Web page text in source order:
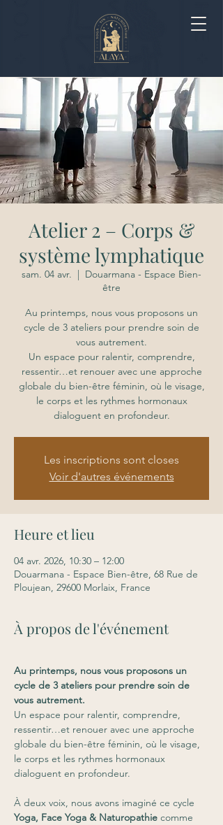
Atelier 2 – Corps &
système lymphatique
sam. 04 avr.
  |
Douarmana - Espace Bien-
être
Au printemps, nous vous proposons un
cycle de 3 ateliers pour prendre soin de
vous autrement.
Un espace pour ralentir, comprendre,
ressentir…et renouer avec une approche
globale du bien-être féminin, où le visage,
le corps et les rythmes hormonaux
dialoguent en profondeur.
Les inscriptions sont closes
Voir d'autres événements
Heure et lieu
04 avr. 2026, 10:30 – 12:00
Douarmana - Espace Bien-être, 68 Rue de
Ploujean, 29600 Morlaix, France
À propos de l'événement
Au printemps, nous vous proposons un
cycle de 3 ateliers pour prendre soin de
vous autrement.
Un espace pour ralentir, comprendre,
ressentir…et renouer avec une approche
globale du bien-être féminin, où le visage,
le corps et les rythmes hormonaux
dialoguent en profondeur.
À deux voix, nous avons imaginé ce cycle
Yoga, Face Yoga & Naturopathie comme